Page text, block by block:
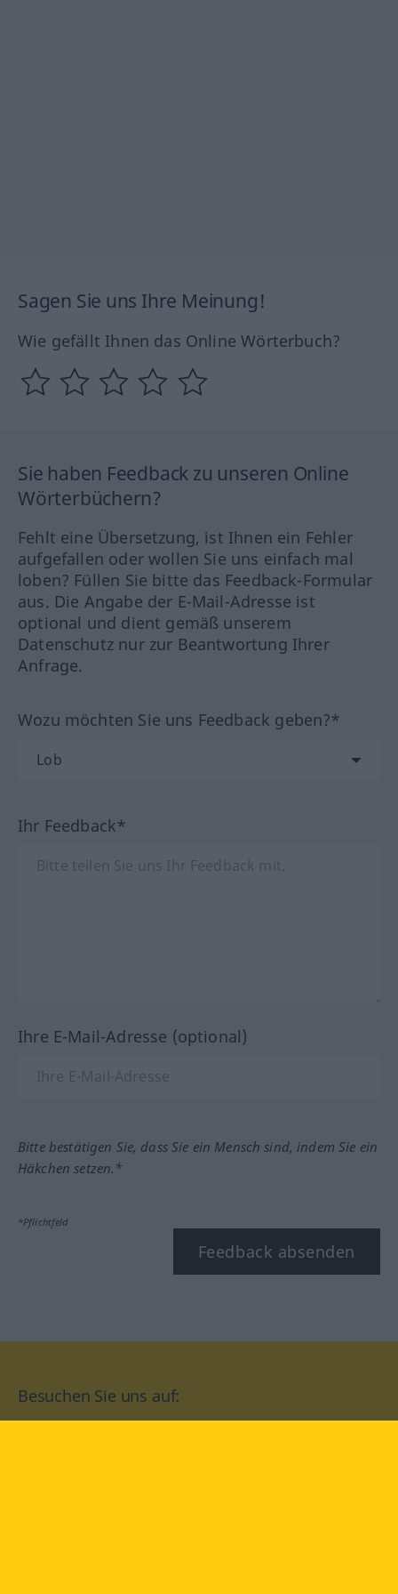
Sagen Sie uns Ihre Meinung!
Wie gefällt Ihnen das Online Wörterbuch?
Sie haben Feedback zu unseren Online
Wörterbüchern?
Fehlt eine Übersetzung, ist Ihnen ein Fehler
aufgefallen oder wollen Sie uns einfach mal
loben? Füllen Sie bitte das Feedback-Formular
aus. Die Angabe der E-Mail-Adresse ist
optional und dient gemäß unserem
Datenschutz nur zur Beantwortung Ihrer
Anfrage.
Wozu möchten Sie uns Feedback geben?*
Ihr Feedback*
Ihre E-Mail-Adresse (optional)
Bitte bestätigen Sie, dass Sie ein Mensch sind, indem Sie ein
Häkchen setzen.*
*Pflichtfeld
Feedback absenden
Besuchen Sie uns auf: